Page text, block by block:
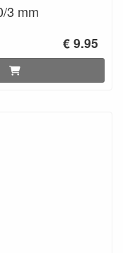
3 mm
€ 9.95